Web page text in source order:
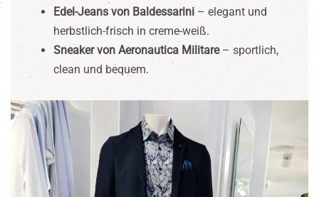
Edel-Jeans von Baldessarini – elegant und
herbstlich-frisch in creme-weiß.
Sneaker von Aeronautica Militare– sportlich,
clean und bequem.